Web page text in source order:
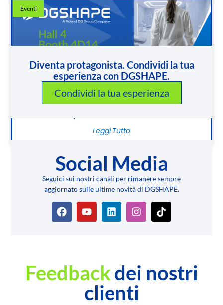
Eventi
Leggi Tutto
Diventa protagonista. Condividi la tua
esperienza con DGSHAPE.
Condividi la tua esperienza
Social Media
Seguici sui nostri canali per rimanere sempre
aggiornato sulle ultime novità di DGSHAPE.
Feedback dei nostri
clienti